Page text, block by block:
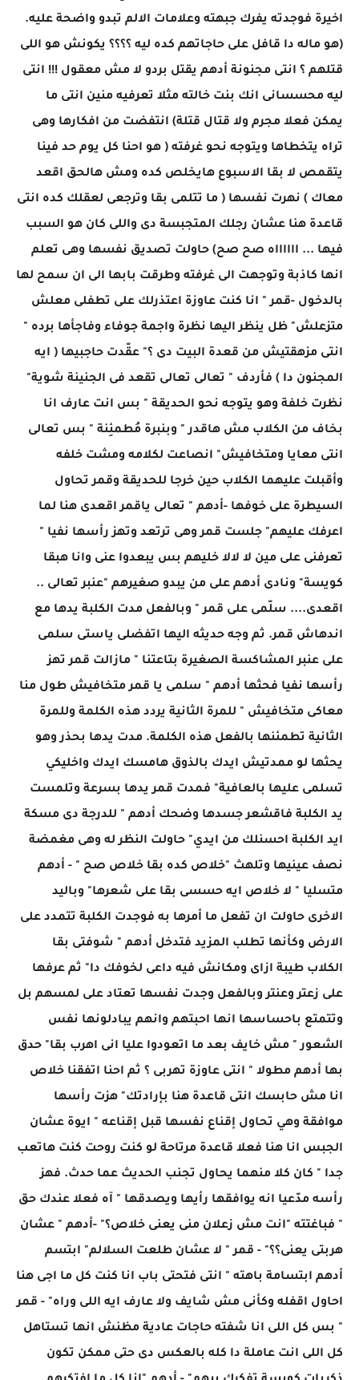
اخيرة فوجدته يفرك جبهته وعلامات الالم تبدو واضحة عليه.
(هو ماله دا قافل على حاجاتهم كده ليه ؟؟؟؟ يكونش هو اللى
قتلهم ؟ انتى مجنونة أدهم يقتل بردو لا مش معقول !!! انتى
ليه محسسانى انك بنت خالته مثلا تعرفيه منين انتى ما
يمكن فعلا مجرم ولا قتال قتلة) انتفضت من افكارها وهى
تراه يتخطاها ويتوجه نحو غرفته ( هو احنا كل يوم حد فينا
يتقمص لا بقا الاسبوع هايخلص كده ومش هالحق اقعد
معاك ) نهرت نفسها ( ما تتلمى بقا وترجعى لعقلك كده انتى
قاعدة هنا عشان رجلك المتجبسة دى واللى كان هو السبب
فيها ... ااااااه صح صح) حاولت تصديق نفسها وهى تعلم
انها كاذبة وتوجهت الى غرفته وطرقت بابها الى ان سمح لها
بالدخول -قمر " انا كنت عاوزة اعتذرلك على تطفلى معلش
متزعلش" ظل ينظر اليها نظرة واجمة جوفاء وفاجأها برده "
انتى مزهقتيش من قعدة البيت دى ؟" عقّدت حاجبيها ( ايه
المجنون دا ) فأردف " تعالى تعالى تقعد فى الجنينة شوية"
نظرت خلفة وهو يتوجه نحو الحديقة " بس انت عارف انا
بخاف من الكلاب مش هاقدر " وبنبرة مُطمئِنة " بس تعالى
انتى معايا ومتخافيش" انصاعت لكلامه ومشت خلفه
وأقبلت عليهما الكلاب حين خرجا للحديقة وقمر تحاول
السيطرة على خوفها -أدهم " تعالى ياقمر اقعدى هنا لما
اعرفك عليهم" جلست قمر وهى ترتعد وتهز رأسها نفيا "
تعرفنى على مين لا لالا خليهم بس يبعدوا عنى وانا هبقا
كويسة" ونادى أدهم على من يبدو صغيرهم "عنبر تعالى ..
اقعدى.... سلّمى على قمر " وبالفعل مدت الكلبة يدها مع
اندهاش قمر. ثم وجه حديثه اليها اتفضلى ياستى سلمى
على عنبر المشاكسة الصغيرة بتاعتنا " مازالت قمر تهز
رأسها نفيا فحثها أدهم " سلمى يا قمر متخافيش طول منا
معاكى متخافيش " للمرة الثانية يردد هذه الكلمة وللمرة
الثانية تطمئنها بالفعل هذه الكلمة. مدت يدها بحذر وهو
يحثها لو ممدتيش ايدك بالذوق هامسك ايدك واخليكي
تسلمى عليها بالعافية" فمدت قمر يدها بسرعة وتلمست
يد الكلبة فاقشعر جسدها وضحك أدهم " للدرجة دى مسكة
ايد الكلبة احسنلك من ايدي" حاولت النظر له وهى مغمضة
نصف عينيها وتلهث "خلاص كده بقا خلاص صح " - أدهم
متسليا " لا خلاص ايه حسسى بقا على شعرها" وباليد
الاخرى حاولت ان تفعل ما أمرها به فوجدت الكلبة تتمدد على
الارض وكأنها تطلب المزيد فتدخل أدهم " شوفتى بقا
الكلاب طيبة ازاى ومكانش فيه داعى لخوفك دا" ثم عرفها
على زعتر وعنتر وبالفعل وجدت نفسها تعتاد على لمسهم بل
وتتمتع باحساسها انها احبتهم وانهم يبادلونها نفس
الشعور " مش خايف بعد ما اتعودوا عليا انى اهرب بقا" حدق
بها أدهم مطولا " انتى عاوزة تهربى ؟ ثم احنا اتفقنا خلاص
انا مش حابسك انتى قاعدة هنا بإرادتك" هزت رأسها
موافقة وهي تحاول إقناع نفسها قبل إقناعه " ايوة عشان
الجبس انا هنا فعلا قاعدة مرتاحة لو كنت روحت كنت هاتعب
جدا " كان كلا منهما يحاول تجنب الحديث عما حدث. فهز
رأسه مدّعيا انه يوافقها رأيها ويصدقها " آه فعلا عندك حق
" فباغتته "انت مش زعلان منى يعنى خلاص؟" -أدهم " عشان
هربتى يعنى؟؟" - قمر " لا عشان طلعت السلالم" ابتسم
أدهم ابتسامة باهته " انتى فتحتى باب انا كنت كل ما اجى هنا
احاول اقفله وكأنى مش شايف ولا عارف ايه اللى وراه" - قمر
" بس كل اللى انا شفته حاجات عادية مظنش انها تستاهل
كل اللى انت عاملة دا كله بالعكس دى حتى ممكن تكون